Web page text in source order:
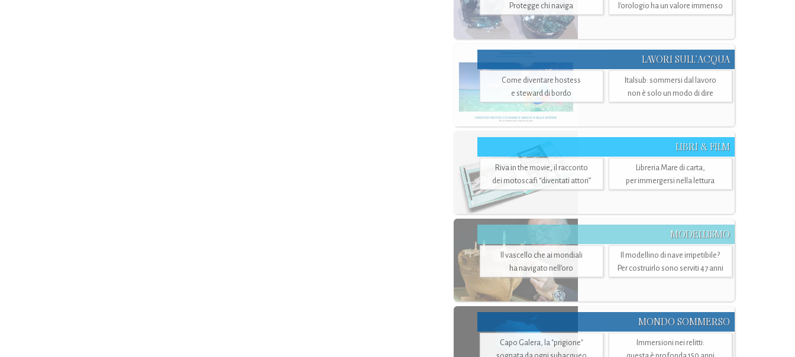
Protegge chi naviga
l'orologio ha un valore immenso
LAVORI SULL’ACQUA
Come diventare hostess
e steward di bordo
Italsub: sommersi dal lavoro
non è solo un modo di dire
LIBRI & FILM
Riva in the movie, il racconto
dei motoscafi “diventati attori”
Libreria Mare di carta,
per immergersi nella lettura
MODELLISMO
Il vascello che ai mondiali
ha navigato nell’oro
Il modellino di nave irripetibile?
Per costruirlo sono serviti 47 anni
MONDO SOMMERSO
Capo Galera, la "prigione"
Immersioni nei relitti: